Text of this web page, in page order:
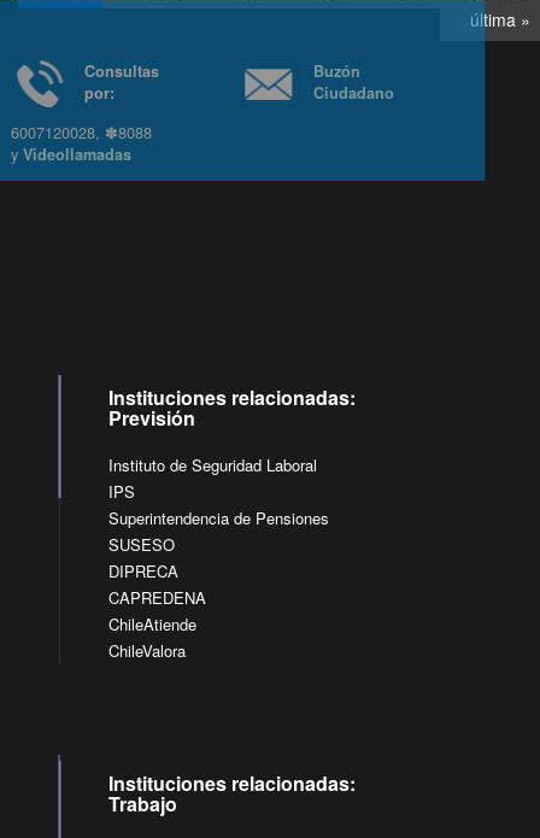
última »
Consultas
6007120028, ✽8088
yVideollamadas
Ciudadano
Instituciones relacionadas:
Previsión
Instituto de Seguridad Laboral
IPS
Superintendencia de Pensiones
SUSESO
DIPRECA
CAPREDENA
ChileAtiende
ChileValora
Instituciones relacionadas:
Trabajo